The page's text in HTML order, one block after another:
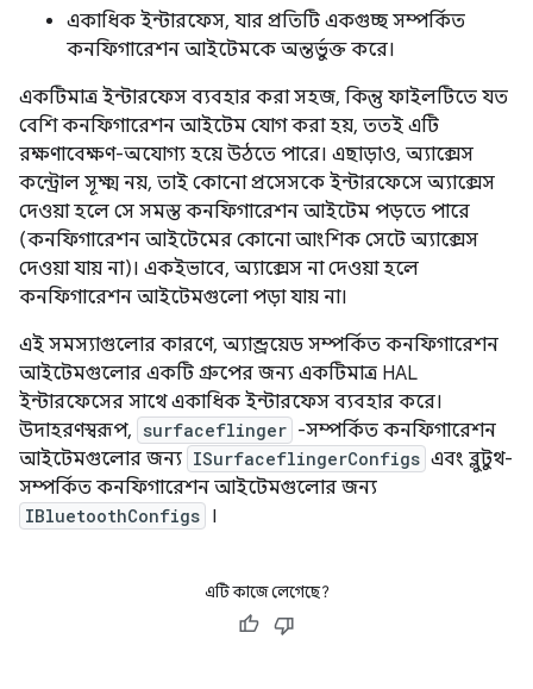
একাধিক ইন্টারফেস, যার প্রতিটি একগুচ্ছ সম্পর্কিত
কনফিগারেশন আইটেমকে অন্তর্ভুক্ত করে।
একটিমাত্র ইন্টারফেস ব্যবহার করা সহজ, কিন্তু ফাইলটিতে যত
বেশি কনফিগারেশন আইটেম যোগ করা হয়, ততই এটি
রক্ষণাবেক্ষণ-অযোগ্য হয়ে উঠতে পারে। এছাড়াও, অ্যাক্সেস
কন্ট্রোল সূক্ষ্ম নয়, তাই কোনো প্রসেসকে ইন্টারফেসে অ্যাক্সেস
দেওয়া হলে সে সমস্ত কনফিগারেশন আইটেম পড়তে পারে
(কনফিগারেশন আইটেমের কোনো আংশিক সেটে অ্যাক্সেস
দেওয়া যায় না)। একইভাবে, অ্যাক্সেস না দেওয়া হলে
কনফিগারেশন আইটেমগুলো পড়া যায় না।
এই সমস্যাগুলোর কারণে, অ্যান্ড্রয়েড সম্পর্কিত কনফিগারেশন
আইটেমগুলোর একটি গ্রুপের জন্য একটিমাত্র HAL
ইন্টারফেসের সাথে একাধিক ইন্টারফেস ব্যবহার করে।
উদাহরণস্বরূপ, surfaceflinger -সম্পর্কিত কনফিগারেশন
আইটেমগুলোর জন্য ISurfaceflingerConfigs এবং ব্লুটুথ-
সম্পর্কিত কনফিগারেশন আইটেমগুলোর জন্য
IBluetoothConfigs ।
এটি কাজে লেগেছে?